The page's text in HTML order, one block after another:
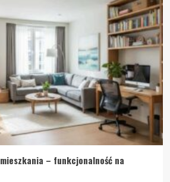
– funkcjonalność na